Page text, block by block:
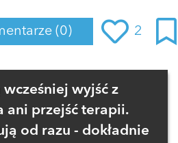
(0) 2
, aby dodać komentarz
wcześniej wyjść z
ani przejść terapii.
od razu - dokładnie